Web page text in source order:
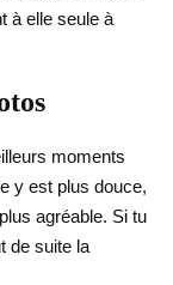
à elle seule à
moments
y est plus douce,
agréable. Si tu
de suite la